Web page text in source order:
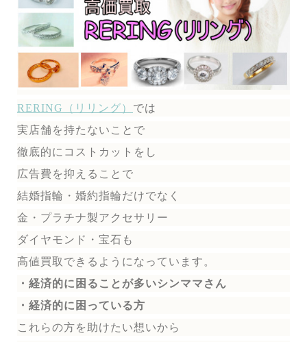
RERING（リリング） では
実店舗を持たないことで
徹底的にコストカットをし
広告費を抑えることで
結婚指輪・婚約指輪だけでなく
金・プラチナ製アクセサリー
ダイヤモンド・宝石も
高値買取できるようになっています。
・経済的に困ることが多いシンママさん
・経済的に困っている方
これらの方を助けたい想いから